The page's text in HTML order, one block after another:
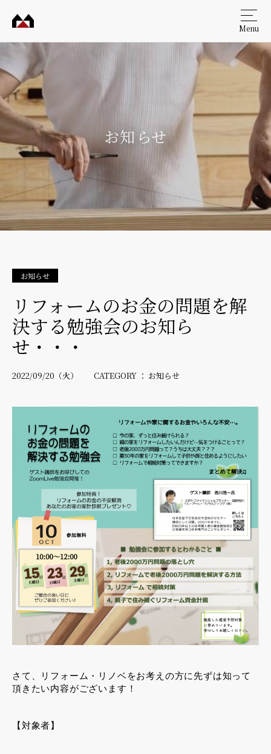
工務
Menu
お知らせ
お知らせ
リフォームのお金の問題を解
決する勉強会のお知ら
せ・・・
2022/09/20（火） CATEGORY ： お知らせ
さて、リフォーム・リノベをお考えの方に先ずは知って
頂きたい内容がございます！
【対象者】